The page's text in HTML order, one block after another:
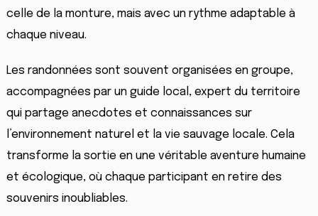
celle de la monture, mais avec un rythme adaptable à
chaque niveau.
Les randonnées sont souvent organisées en groupe,
accompagnées par un guide local, expert du territoire
qui partage anecdotes et connaissances sur
l’environnement naturel et la vie sauvage locale. Cela
transforme la sortie en une véritable aventure humaine
et écologique, où chaque participant en retire des
souvenirs inoubliables.